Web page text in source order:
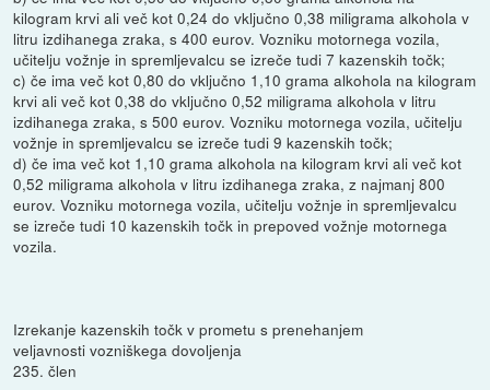
kilogram krvi ali več kot 0,24 do vključno 0,38 miligrama alkohola v
litru izdihanega zraka, s 400 eurov. Vozniku motornega vozila,
učitelju vožnje in spremljevalcu se izreče tudi 7 kazenskih točk;
c) če ima več kot 0,80 do vključno 1,10 grama alkohola na kilogram
krvi ali več kot 0,38 do vključno 0,52 miligrama alkohola v litru
izdihanega zraka, s 500 eurov. Vozniku motornega vozila, učitelju
vožnje in spremljevalcu se izreče tudi 9 kazenskih točk;
d) če ima več kot 1,10 grama alkohola na kilogram krvi ali več kot
0,52 miligrama alkohola v litru izdihanega zraka, z najmanj 800
eurov. Vozniku motornega vozila, učitelju vožnje in spremljevalcu
se izreče tudi 10 kazenskih točk in prepoved vožnje motornega
vozila.
Izrekanje kazenskih točk v prometu s prenehanjem
veljavnosti vozniškega dovoljenja
235. člen